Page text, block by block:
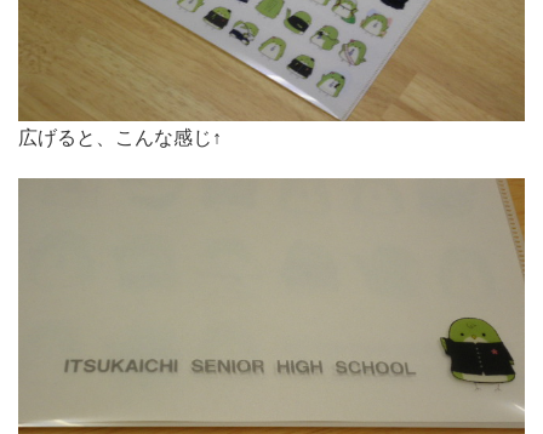
広げると、こんな感じ↑